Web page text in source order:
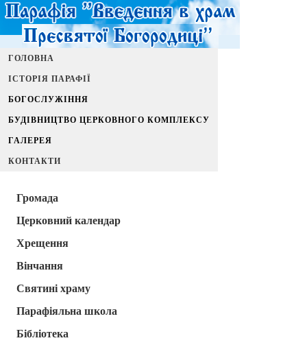
ГОЛОВНА
ІСТОРІЯ ПАРАФІЇ
БОГОСЛУЖІННЯ
БУДІВНИЦТВО ЦЕРКОВНОГО КОМПЛЕКСУ
ГАЛЕРЕЯ
КОНТАКТИ
Громада
Церковний календар
Хрещення
Вінчання
Святині храму
Парафіяльна школа
Бібліотека